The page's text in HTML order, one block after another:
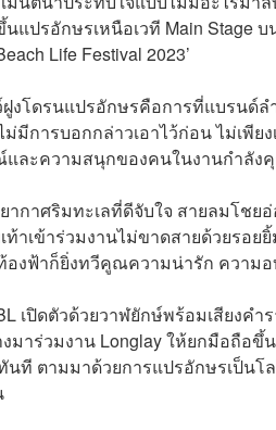
นแปรอักษรเหนือเวที Main
Life Festival 2023’
งโดรนแปรอักษรคือการที่แบรนด์ล
มีการบอกกล่าวเอาไว้ก่อน ไม่เพี
ละความสนุกของคนในงานกำลัง
ากาศริมทะเลที่ดีจับใจ สายลมโช
าเข้าร่วมงานไม่ขาดสายด้วยรอย
งฟ้าก็ยิ่งทวีคูณความน่ารัก ความ
เปิดตัวด้วยวาฬยักษ์พร้อมเสียงค
มาร่วมงาน Longlay ให้ยกมือถือ
ที ตามมาด้วยการแปรอักษรเป็นโ